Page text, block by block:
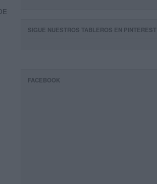
SIGUE NUESTROS TABLEROS EN PINTEREST
FACEBOOK